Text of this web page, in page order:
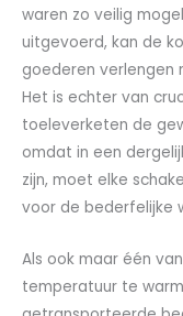
waren zo veilig
uitgevoerd, kan de
goederen verlengen
Het is echter van
toeleverketen de
omdat in een
zijn, moet elke
voor de bederfelijke
Als ook maar één
temperatuur te